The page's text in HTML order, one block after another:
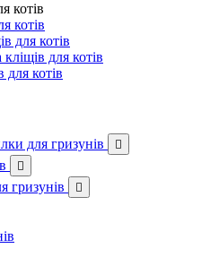
котів
котів
для котів
для котів
для котів
для гризунів 

гризунів 